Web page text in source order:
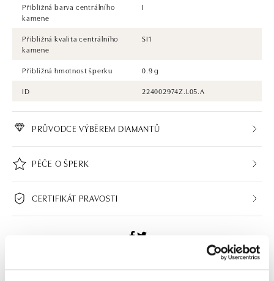
Přibližná barva centrálního
kamene
I
Přibližná kvalita centrálního
kamene
SI1
Přibližná hmotnost šperku
0.9 g
ID
224002974Z.L05.A
PRŮVODCE VÝBĚREM DIAMANTŮ
PÉČE O ŠPERK
CERTIFIKÁT PRAVOSTI